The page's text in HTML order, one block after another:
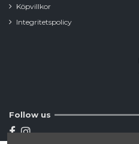
Köpvillkor
Integritetspolicy
Follow us